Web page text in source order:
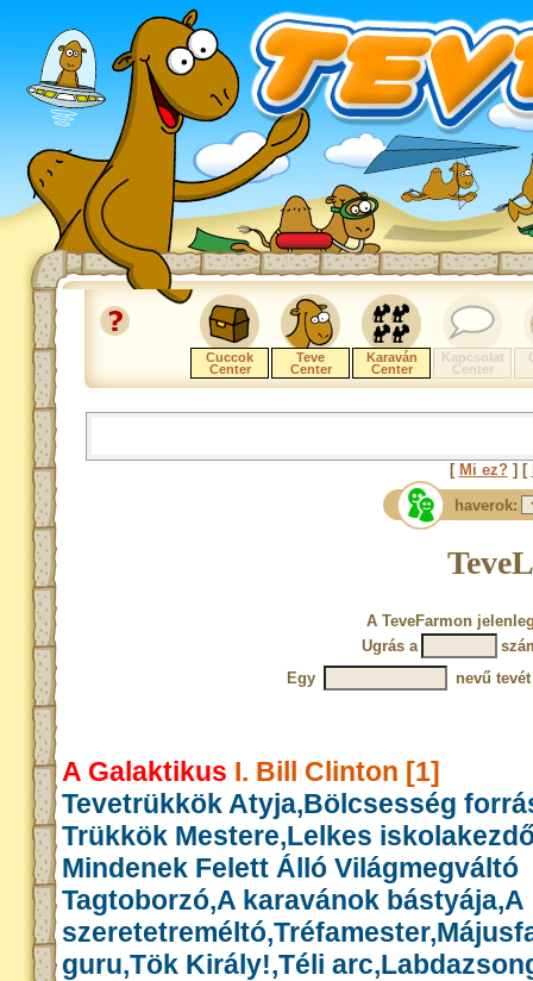
Cuccok
Center
Teve
Center
Karaván
Center
Kapcsolat
Center
[ Mi ez?] [
haverok:
A TeveFarmon
Ugrás a
Egy
nevű
A Galaktikus I. Bill Clinton [1]
Tevetrükkök Atyja,Bölcsesség
Trükkök Mestere,Lelkes
Mindenek Felett Álló Világmegváltó
Tagtoborzó,A karavánok bástyája,A
guru,Tök Király!,Téli